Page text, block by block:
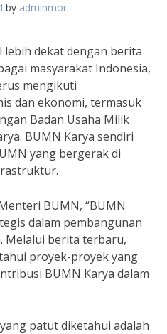
by adminmor
lebih dekat dengan berita
masyarakat Indonesia,
mengikuti
dan ekonomi, termasuk
Badan Usaha Milik
BUMN Karya sendiri
yang bergerak di
BUMN, “BUMN
dalam pembangunan
Melalui berita terbaru,
proyek-proyek yang
BUMN Karya dalam
patut diketahui adalah